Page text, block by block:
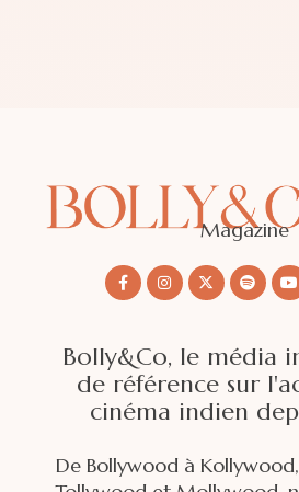
Magazine
Bolly&Co, le média
de référence sur
cinéma indien
De Bollywood à